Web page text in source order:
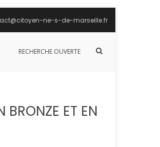
ne-s-de-marseille.fr
RECHERCHE OUVERTE
Afficher
BRONZE ET EN